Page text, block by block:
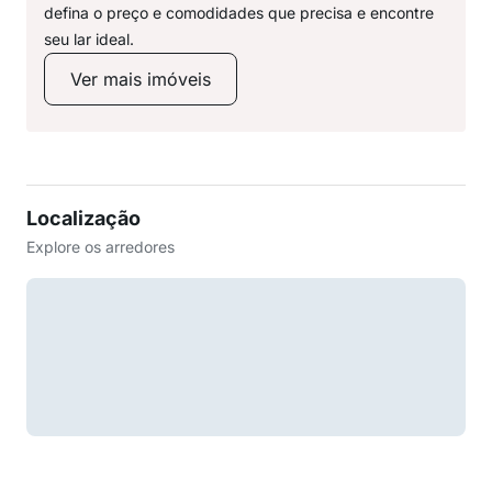
defina o preço e comodidades que precisa e encontre
seu lar ideal.
Ver mais imóveis
Localização
Explore os arredores